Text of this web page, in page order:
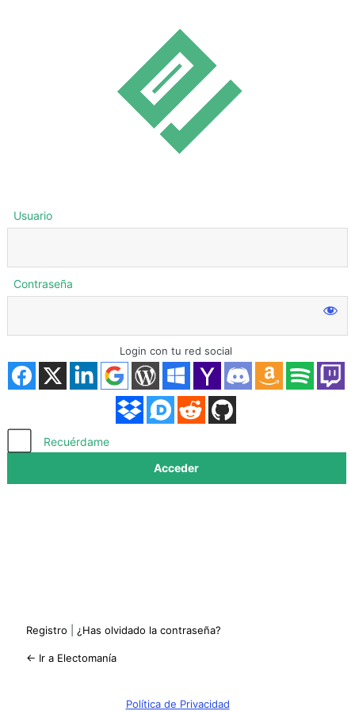
Acceder
Usuario
Contraseña
Login con tu red social
Recuérdame
Registro ¿Has olvidado la contraseña?
← Ir a Electomanía
Política de Privacidad